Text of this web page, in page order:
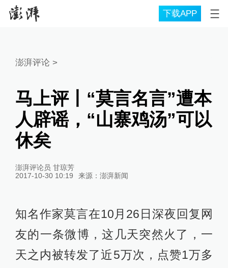
下载APP
澎湃评论 >
马上评丨“莫言名言”遭本
人辟谣，“山寨鸡汤”可以
休矣
澎湃评论员 甘琼芳
2017-10-30 10:19
来源： 澎湃新闻
知名作家莫言在10月26日深夜回复网
友的一条微博，这几天突然火了，一
天之内被转发了近5万次，点赞1万多